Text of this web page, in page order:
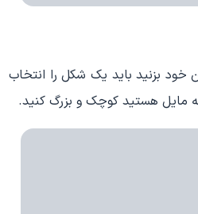
خود بزنید باید یک شکل را انتخاب
که مایل هستید کوچک و بزرگ کنید.